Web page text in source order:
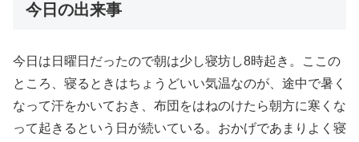
今日の出来事
今日は日曜日だったので朝は少し寝坊し8時起き。ここの
ところ、寝るときはちょうどいい気温なのが、途中で暑く
なって汗をかいておき、布団をはねのけたら朝方に寒くな
って起きるという日が続いている。おかげであまりよく寝